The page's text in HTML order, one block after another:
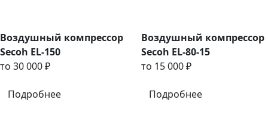
Воздушный компрессор
Secoh EL-150
то 30 000 ₽
Подробнее
Воздушный компрессор
Secoh EL-80-15
то 15 000 ₽
Подробнее